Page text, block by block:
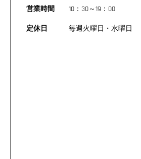
営業時間 10：30～19：00
定休日 毎週火曜日・水曜日